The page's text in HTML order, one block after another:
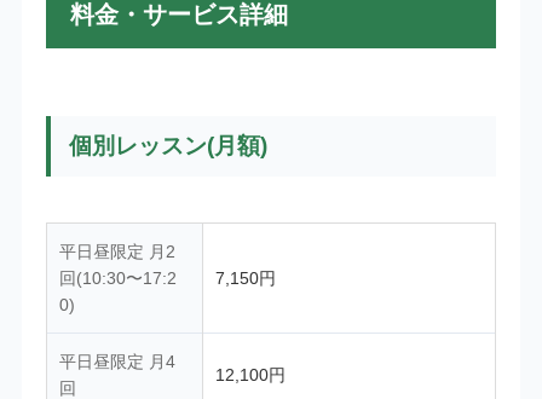
料金・サービス詳細
個別レッスン(月額)
平日昼限定 月2
回(10:30〜17:2
0)
7,150円
平日昼限定 月4
回
12,100円